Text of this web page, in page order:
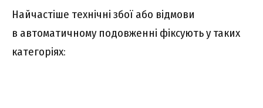
Найчастіше технічні збої або відмови
в автоматичному подовженні фіксують у таких
категоріях: